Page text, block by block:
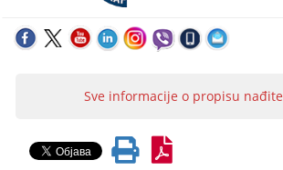
Sve informacije o propisu nađite